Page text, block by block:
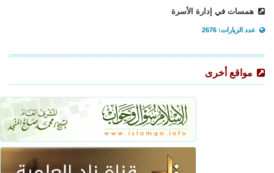
همسات في إدارة الأسرة
عدد الزيارات: 2676
مواقع أخرى